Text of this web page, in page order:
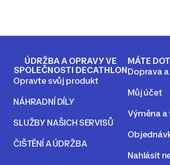
ÚDRŽBA A OPRAVY VE
SPOLEČNOSTI DECATHLON
Opravte svůj produkt
NÁHRADNÍ DÍLY
SLUŽBY NAŠICH SERVISŮ
ČIŠTĚNÍ A ÚDRŽBA
MÁTE
Doprava
Můj účet
Výměna a
Nahlásit